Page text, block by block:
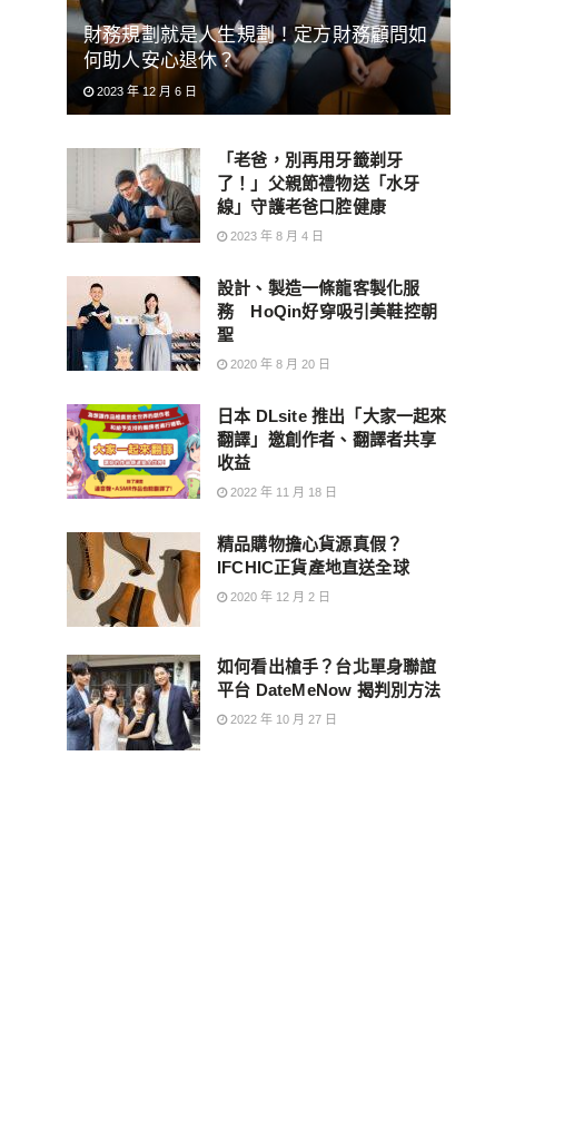
財務規劃就是人生規劃！定方財務顧問如
何助人安心退休？
2023 年 12 月 6 日
「老爸，別再用牙籤剃牙
了！」父親節禮物送「水牙
線」守護老爸口腔健康
2023 年 8 月 4 日
設計、製造一條龍客製化服
務 HoQin好穿吸引美鞋控朝
聖
2020 年 8 月 20 日
日本 DLsite 推出「大家一起來
翻譯」邀創作者、翻譯者共享
收益
2022 年 11 月 18 日
精品購物擔心貨源真假？
IFCHIC正貨產地直送全球
2020 年 12 月 2 日
如何看出槍手？台北單身聯誼
平台 DateMeNow 揭判別方法
2022 年 10 月 27 日